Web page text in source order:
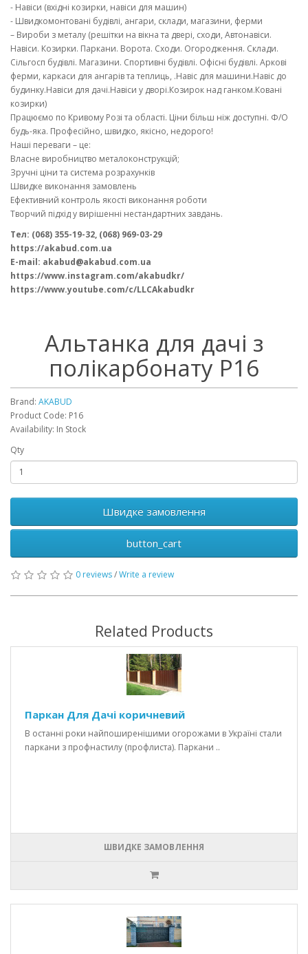
- Навіси (вхідні козирки, навіси для машин)
- Швидкомонтовані будівлі, ангари, склади, магазини, ферми
– Вироби з металу (решітки на вікна та двері, сходи, Автонавіси.
Навіси. Козирки. Паркани. Ворота. Сходи. Огородження. Склади.
Сільгосп будівлі. Магазини. Спортивні будівлі. Офісні будівлі. Аркові
ферми, каркаси для ангарів та теплиць, .Навіс для машини.Навіс до
будинку.Навіси для дачі.Навіси у дворі.Козирок над ганком.Ковані
козирки)
Працюємо по Кривому Розі та області. Ціни більш ніж доступні. Ф/О
будь-яка. Професійно, швидко, якісно, ​​недорого!
Наші переваги – це:
Власне виробництво металоконструкцій;
Зручні ціни та система розрахунків
Швидке виконання замовлень
Ефективний контроль якості виконання роботи
Творчий підхід у вирішенні нестандартних завдань.
Тел: (068) 355-19-32, (068) 969-03-29
https://akabud.com.ua
E-mail: akabud@akabud.com.ua
https://www.instagram.com/akabudkr/
https://www.youtube.com/c/LLCAkabudkr
Альтанка для дачі з
полікарбонату Р16
Brand: AKABUD
Product Code: Р16
Availability: In Stock
Qty
Швидке замовлення
button_cart
0 reviews/Write a review
Related Products
Паркан Для Дачі коричневий
В останні роки найпоширенішими огорожами в Україні стали
паркани з профнастилу (профлиста). Паркани ..
ШВИДКЕ ЗАМОВЛЕННЯ